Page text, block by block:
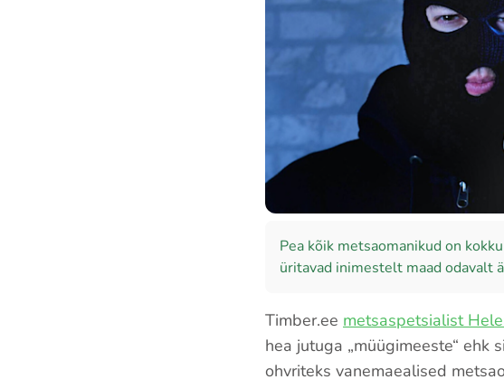
Pea kõik metsaomanikud on
üritavad inimestelt maad odavalt
Timber.ee metsaspetsialist
hea jutuga „müügimeeste“ ehk
ohvriteks vanemaealised